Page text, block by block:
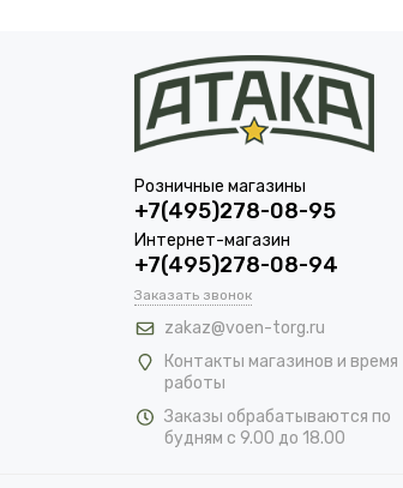
Розничные магазины
+7(495)278-08-95
Интернет-магазин
+7(495)278-08-94
Заказать звонок
zakaz@voen-torg.ru
Контакты магазинов и время
работы
Заказы обрабатываются по
будням с 9.00 до 18.00